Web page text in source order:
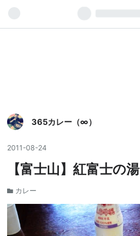
365カレー（∞）
2011-08-24
【富士山】紅富士の湯
カレー